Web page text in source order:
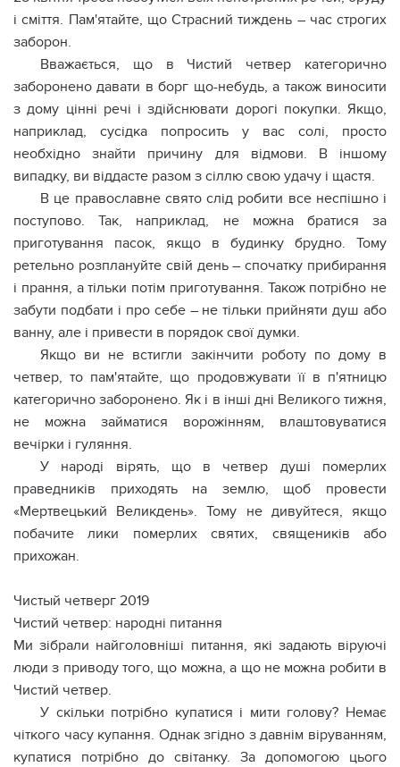
і сміття. Пам'ятайте, що Страсний тиждень – час строгих
заборон.
Вважається, що в Чистий четвер категорично
заборонено давати в борг що-небудь, а також виносити
з дому цінні речі і здійснювати дорогі покупки. Якщо,
наприклад, сусідка попросить у вас солі, просто
необхідно знайти причину для відмови. В іншому
випадку, ви віддасте разом з сіллю свою удачу і щастя.
В це православне свято слід робити все неспішно і
поступово. Так, наприклад, не можна братися за
приготування пасок, якщо в будинку брудно. Тому
ретельно розплануйте свій день – спочатку прибирання
і прання, а тільки потім приготування. Також потрібно не
забути подбати і про себе – не тільки прийняти душ або
ванну, але і привести в порядок свої думки.
Якщо ви не встигли закінчити роботу по дому в
четвер, то пам'ятайте, що продовжувати її в п'ятницю
категорично заборонено. Як і в інші дні Великого тижня,
не можна займатися ворожінням, влаштовуватися
вечірки і гуляння.
У народі вірять, що в четвер душі померлих
праведників приходять на землю, щоб провести
«Мертвецький Великдень». Тому не дивуйтеся, якщо
побачите лики померлих святих, священиків або
прихожан.
Чистый четверг 2019
Чистий четвер: народні питання
Ми зібрали найголовніші питання, які задають віруючі
люди з приводу того, що можна, а що не можна робити в
Чистий четвер.
У скільки потрібно купатися і мити голову? Немає
чіткого часу купання. Однак згідно з давнім віруванням,
купатися потрібно до світанку. За допомогою цього